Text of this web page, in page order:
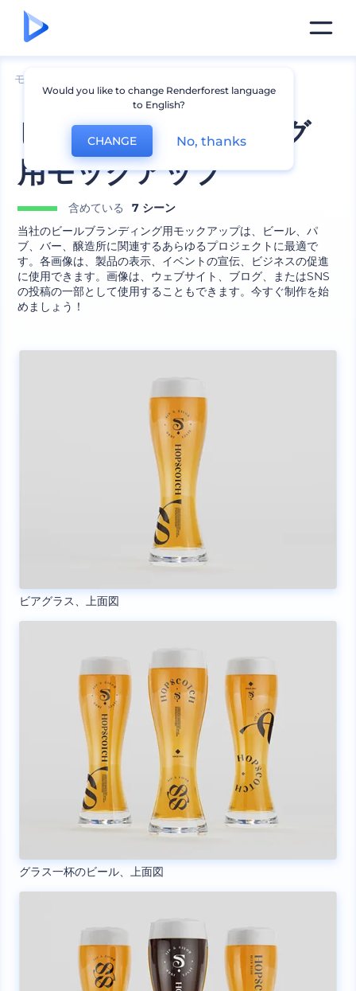
モックアップ
ビールブランディング
用モックアップ
含めている
7 シーン
当社のビールブランディング用モックアップは、ビール、パ
ブ、バー、醸造所に関連するあらゆるプロジェクトに最適で
す。各画像は、製品の表示、イベントの宣伝、ビジネスの促進
に使用できます。画像は、ウェブサイト、ブログ、またはSNS
の投稿の一部として使用することもできます。今すぐ制作を始
めましょう！
ビアグラス、上面図
グラス一杯のビール、上面図
Would you like to change Renderforest language
to English?
CHANGE No, thanks